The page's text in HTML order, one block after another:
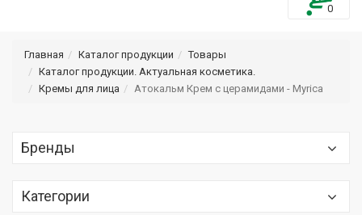
Главная Каталог продукции
Товары
Каталог продукции. Актуальная косметика.
Кремы для лица
Атокальм Крем с церамидами - Myrica
Бренды
Категории